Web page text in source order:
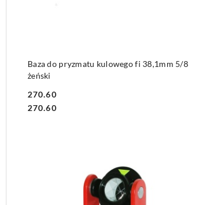
Baza do pryzmatu kulowego fi 38,1mm 5/8
żeński
Cena:
270.60
Cena:
270.60